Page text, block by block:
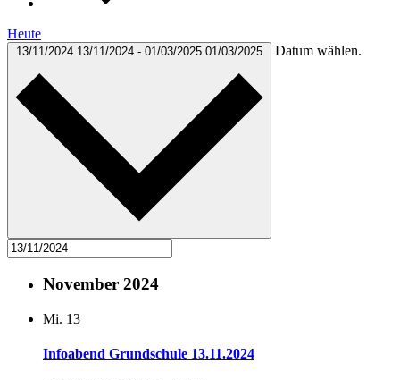
Heute
13/11/2024 13/11/2024 - 01/03/2025 01/03/2025 Datum wählen.
November 2024
Mi. 13
Infoabend Grundschule 13.11.2024